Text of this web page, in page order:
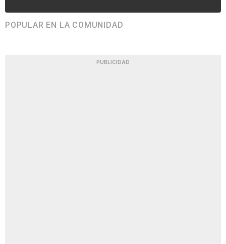
POPULAR EN LA COMUNIDAD
PUBLICIDAD